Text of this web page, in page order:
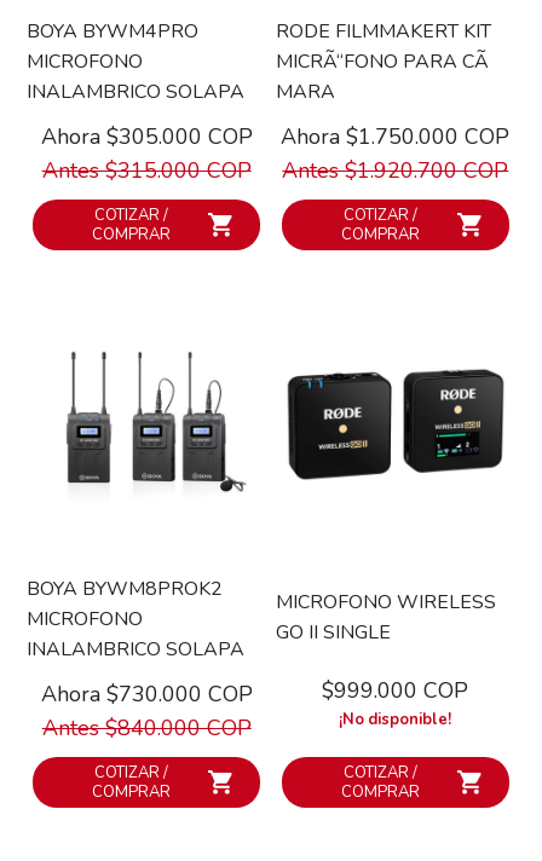
BOYA BYWM4PRO
MICROFONO
INALAMBRICO SOLAPA
Ahora $305.000 COP
Antes $315.000 COP
COTIZAR /
COMPRAR
RODE FILMMAKERT KIT
MICRÃ“FONO PARA CÃ
MARA
Ahora $1.750.000 COP
Antes $1.920.700 COP
COTIZAR /
COMPRAR
BOYA BYWM8PROK2
MICROFONO
INALAMBRICO SOLAPA
Ahora $730.000 COP
Antes $840.000 COP
COTIZAR /
COMPRAR
MICROFONO WIRELESS
GO II SINGLE
$999.000 COP
¡No disponible!
COTIZAR /
COMPRAR